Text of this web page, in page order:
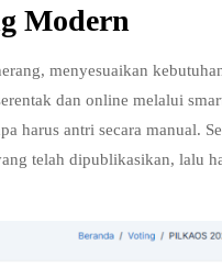
Modern
menyesuaikan
dan online melalui
harus antri secara manual.
telah dipublikasikan, lalu